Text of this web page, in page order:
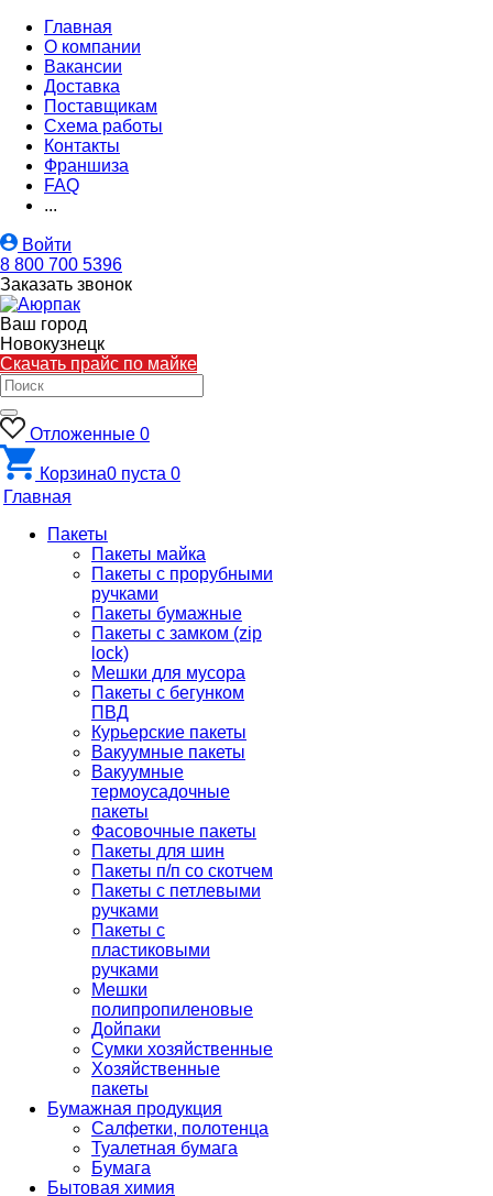
Главная
О компании
Вакансии
Доставка
Поставщикам
Схема работы
Контакты
Франшиза
FAQ
...
Войти
8 800 700 5396
Заказать звонок
Ваш город
Новокузнецк
Скачать прайс по майке
Отложенные 0
Корзина0 пуста 0
Главная
Пакеты
Пакеты майка
Пакеты с прорубными
ручками
Пакеты бумажные
Пакеты с замком (zip
lock)
Мешки для мусора
Пакеты с бегунком
ПВД
Курьерские пакеты
Вакуумные пакеты
Вакуумные
термоусадочные
пакеты
Фасовочные пакеты
Пакеты для шин
Пакеты п/п со скотчем
Пакеты с петлевыми
ручками
Пакеты с
пластиковыми
ручками
Мешки
полипропиленовые
Дойпаки
Сумки хозяйственные
Хозяйственные
пакеты
Бумажная продукция
Салфетки, полотенца
Туалетная бумага
Бумага
Бытовая химия